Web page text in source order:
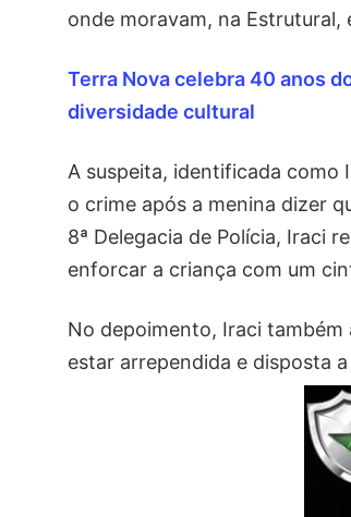
onde moravam, na Estrutural,
Terra Nova celebra 40 anos
diversidade cultural
A suspeita, identificada como
o crime após a menina dizer
8ª Delegacia de Polícia, Iraci
enforcar a criança com um
No depoimento, Iraci
estar arrependida e disposta a